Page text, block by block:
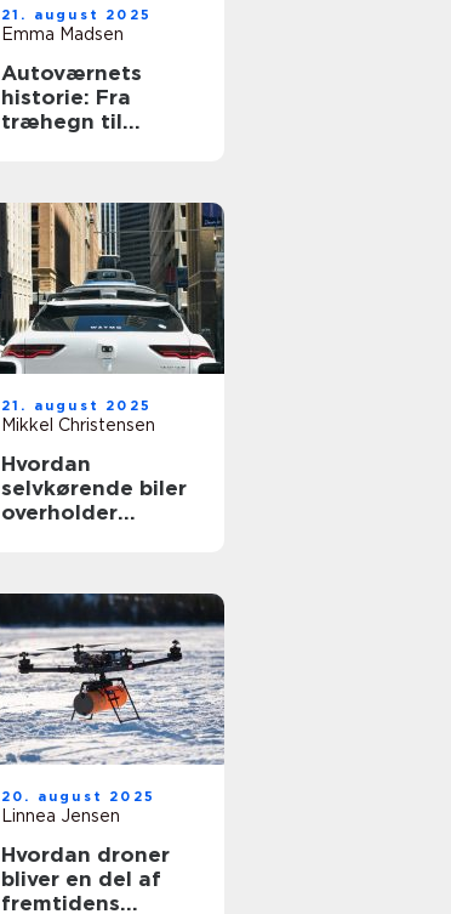
21. august 2025
Emma Madsen
Autoværnets
historie: Fra
træhegn til
21. august 2025
Mikkel Christensen
Hvordan
selvkørende biler
overholder
20. august 2025
Linnea Jensen
Hvordan droner
bliver en del af
fremtidens